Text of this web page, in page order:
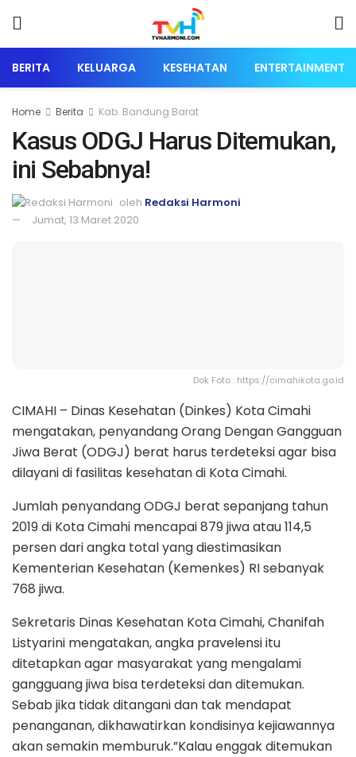
BERITA KELUARGA KESEHATAN ENTERTAINMENT
Home Berita Kab. Bandung Barat
Kasus ODGJ Harus Ditemukan,
ini Sebabnya!
oleh Redaksi Harmoni
Jumat, 13 Maret 2020
Dok Foto : https://cimahikota.go.id
CIMAHI – Dinas Kesehatan (Dinkes) Kota Cimahi
mengatakan, penyandang Orang Dengan Gangguan
Jiwa Berat (ODGJ) berat harus terdeteksi agar bisa
dilayani di fasilitas kesehatan di Kota Cimahi.
Jumlah penyandang ODGJ berat sepanjang tahun
2019 di Kota Cimahi mencapai 879 jiwa atau 114,5
persen dari angka total yang diestimasikan
Kementerian Kesehatan (Kemenkes) RI sebanyak
768 jiwa.
Sekretaris Dinas Kesehatan Kota Cimahi, Chanifah
Listyarini mengatakan, angka pravelensi itu
ditetapkan agar masyarakat yang mengalami
gangguang jiwa bisa terdeteksi dan ditemukan.
Sebab jika tidak ditangani dan tak mendapat
penanganan, dikhawatirkan kondisinya kejiawannya
akan semakin memburuk.”Kalau enggak ditemukan